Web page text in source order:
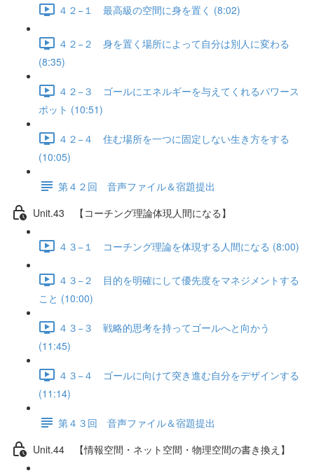
４２−１ 最高級の空間に身を置く (8:02)
４２−２ 身を置く場所によって自分は別人に変わる
(8:35)
４２−３ ゴールにエネルギーを与えてくれるパワース
ポット (10:51)
４２−４ 住む場所を一つに固定しない生き方をする
(10:05)
第４２回 音声ファイル＆宿題提出
Unit.43 【コーチング理論体現人間になる】
４３−１ コーチング理論を体現する人間になる (8:00)
４３−２ 目的を明確にして優先度をマネジメントする
こと (10:00)
４３−３ 戦略的思考を持ってゴールへと向かう
(11:45)
４３−４ ゴールに向けて突き進む自分をデザインする
(11:14)
第４３回 音声ファイル＆宿題提出
Unit.44 【情報空間・ネット空間・物理空間の書き換え】